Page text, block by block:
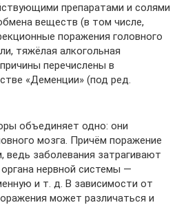
препаратами и солями
веществ (в том числе,
поражения головного
тяжёлая алкогольная
перечислены в
«Деменции» (под ред.
объединяет одно: они
мозга. Причём поражение
заболевания затрагивают
нервной системы —
и т. д. В зависимости от
может различаться и